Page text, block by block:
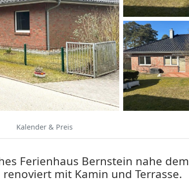
Kalender & Preis
Ferienhaus Bernstein nahe dem
mit Kamin und Terrasse.